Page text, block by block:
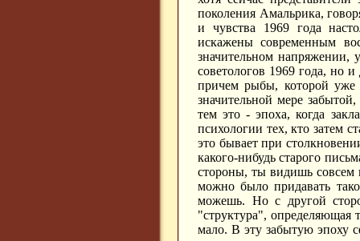
поколения Амальрика,
и чувства 1969 года
искажены современным
значительном напряжении,
советологов 1969 года, но
причем рыбы, которой
значительной мере
тем это - эпоха, когда
психологии тех, кто затем
это бывает при
какого-нибудь старого
стороны, ты видишь совсем
можно было придавать
можешь. Но с другой
"структура", определяющая
мало. В эту забытую эпоху